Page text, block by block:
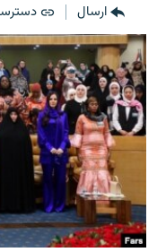
گزارش‌های ویدئویی
English
به ما بپیوندید
زبان‌های دیگر
ارسال